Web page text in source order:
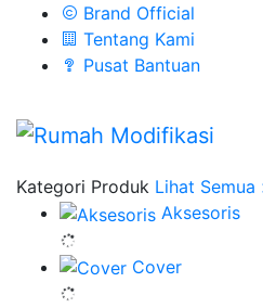
Brand Official
Tentang Kami
Pusat Bantuan
Kategori Produk Lihat Semua
Aksesoris
Cover